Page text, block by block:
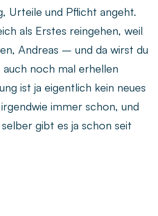
Urteile und Pflicht angeht.
als Erstes reingehen, weil
Andreas – und da wirst du
noch mal erhellen
ist ja eigentlich kein neues
immer schon, und
gibt es ja schon seit